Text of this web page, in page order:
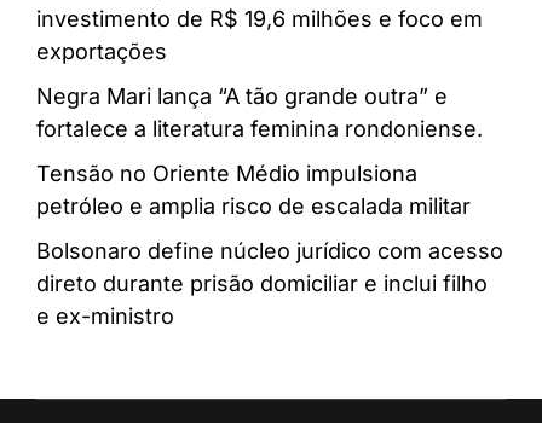
investimento de R$ 19,6 milhões e foco em
exportações
Negra Mari lança “A tão grande outra” e
fortalece a literatura feminina rondoniense.
Tensão no Oriente Médio impulsiona
petróleo e amplia risco de escalada militar
Bolsonaro define núcleo jurídico com acesso
direto durante prisão domiciliar e inclui filho
e ex-ministro